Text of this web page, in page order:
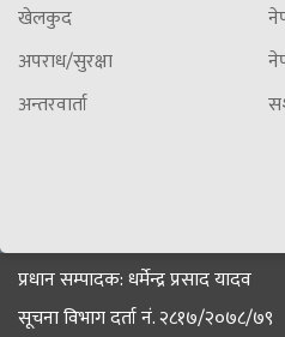
खेलकुद
अपराध/सुरक्षा
अन्तरवार्ता
प्रधान सम्पादक: धर्मेन्द्र प्रसाद यादव
सूचना विभाग दर्ता नं. २८१७/२०७८/७९